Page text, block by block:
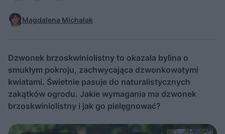
Magdalena Michalak
Dzwonek brzoskwiniolistny to okazala bylina o
smukłym pokroju, zachwycająca dzwonkowatymi
kwiatami. Świetnie pasuje do naturalistycznych
zakątków ogrodu. Jakie wymagania ma dzwonek
brzoskwiniolistny i jak go pielęgnować?